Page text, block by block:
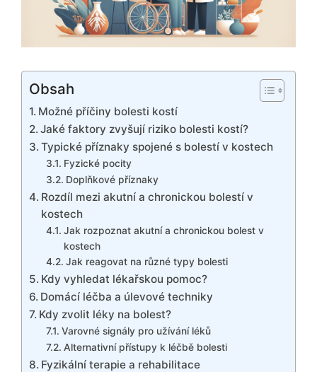
Obsah
Možné příčiny bolesti kostí
Jaké faktory zvyšují riziko bolesti kostí?
Typické příznaky spojené s bolestí v kostech
Fyzické pocity
Doplňkové příznaky
Rozdíl mezi akutní a chronickou bolestí v
kostech
Jak rozpoznat akutní a chronickou bolest v
kostech
Jak reagovat na různé typy bolesti
Kdy vyhledat lékařskou pomoc?
Domácí léčba a úlevové techniky
Kdy zvolit léky na bolest?
Varovné signály pro užívání léků
Alternativní přístupy k léčbě bolesti
Fyzikální terapie a rehabilitace